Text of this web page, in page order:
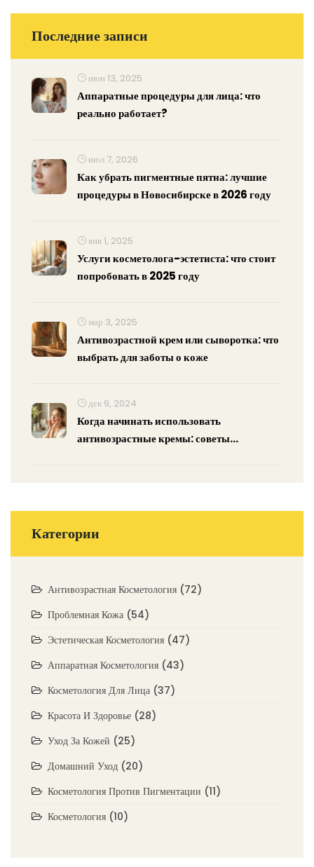
Последние записи
июн 13, 2025
Аппаратные процедуры для лица: что
реально работает?
июл 7, 2026
Как убрать пигментные пятна: лучшие
процедуры в Новосибирске в 2026 году
янв 1, 2025
Услуги косметолога-эстетиста: что стоит
попробовать в 2025 году
мар 3, 2025
Антивозрастной крем или сыворотка: что
выбрать для заботы о коже
дек 9, 2024
Когда начинать использовать
антивозрастные кремы: советы
Категории
Антивозрастная Косметология (72)
Проблемная Кожа (54)
Эстетическая Косметология (47)
Аппаратная Косметология (43)
Косметология Для Лица (37)
Красота И Здоровье (28)
Уход За Кожей (25)
Домашний Уход (20)
Косметология Против Пигментации (11)
Косметология (10)